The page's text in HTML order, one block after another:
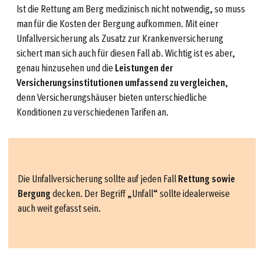
Ist die Rettung am Berg medizinisch nicht notwendig, so muss
man für die Kosten der Bergung aufkommen. Mit einer
Unfallversicherung als Zusatz zur Krankenversicherung
sichert man sich auch für diesen Fall ab. Wichtig ist es aber,
genau hinzusehen und dieLeistungen der
Versicherungsinstitutionen umfassend zu vergleichen,
denn Versicherungshäuser bieten unterschiedliche
Konditionen zu verschiedenen Tarifen an.
Die Unfallversicherung sollte auf jeden FallRettung sowie
Bergungdecken. Der Begriff „Unfall“ sollte idealerweise
auch weit gefasst sein.